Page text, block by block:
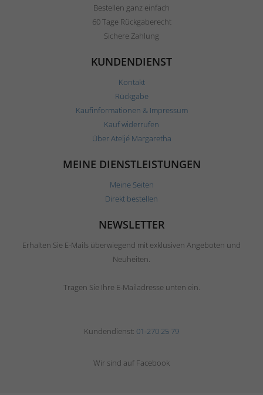
Bestellen ganz einfach
60 Tage Rückgaberecht
Sichere Zahlung
KUNDENDIENST
Kontakt
Rückgabe
Kaufinformationen & Impressum
Kauf widerrufen
Über Ateljé Margaretha
MEINE DIENSTLEISTUNGEN
Meine Seiten
Direkt bestellen
NEWSLETTER
Erhalten Sie E-Mails überwiegend mit exklusiven Angeboten und
Neuheiten.
Tragen Sie Ihre E-Mailadresse unten ein.
Kundendienst: 01-270 25 79
Wir sind auf Facebook